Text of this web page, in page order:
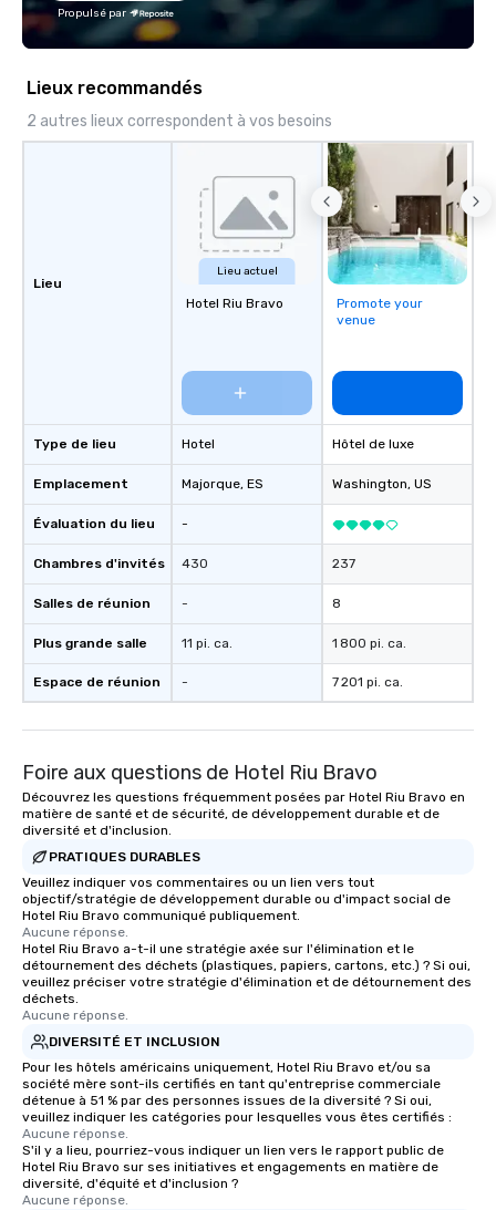
Propulsé par
Lieux recommandés
2 autres lieux correspondent à vos besoins
Lieu
Type de lieu
Emplacement
Évaluation du lieu
Chambres d'invités
Salles de réunion
Plus grande salle
Espace de réunion
Lieu actuel
Hotel Riu Bravo
Hotel
Majorque, ES
-
430
-
11 pi. ca.
-
Promote your
venue
Hôtel de luxe
Washington, US
237
8
1 800 pi. ca.
7 201 pi. ca.
Foire aux questions de Hotel Riu Bravo
Découvrez les questions fréquemment posées par Hotel Riu Bravo en
matière de santé et de sécurité, de développement durable et de
diversité et d'inclusion.
PRATIQUES DURABLES
Veuillez indiquer vos commentaires ou un lien vers tout
objectif/stratégie de développement durable ou d'impact social de
Hotel Riu Bravo communiqué publiquement.
Aucune réponse.
Hotel Riu Bravo a-t-il une stratégie axée sur l'élimination et le
détournement des déchets (plastiques, papiers, cartons, etc.) ? Si oui,
veuillez préciser votre stratégie d'élimination et de détournement des
déchets.
Aucune réponse.
DIVERSITÉ ET INCLUSION
Pour les hôtels américains uniquement, Hotel Riu Bravo et/ou sa
société mère sont-ils certifiés en tant qu'entreprise commerciale
détenue à 51 % par des personnes issues de la diversité ? Si oui,
veuillez indiquer les catégories pour lesquelles vous êtes certifiés :
Aucune réponse.
S'il y a lieu, pourriez-vous indiquer un lien vers le rapport public de
Hotel Riu Bravo sur ses initiatives et engagements en matière de
diversité, d'équité et d'inclusion ?
Aucune réponse.